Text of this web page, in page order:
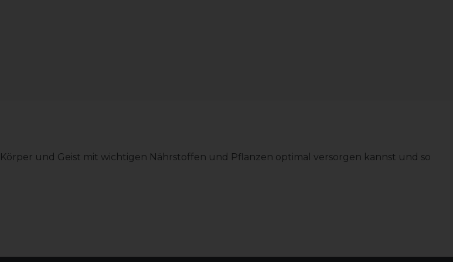
und Geist mit wichtigen Nährstoffen und Pflanzen optimal versorgen kannst und so